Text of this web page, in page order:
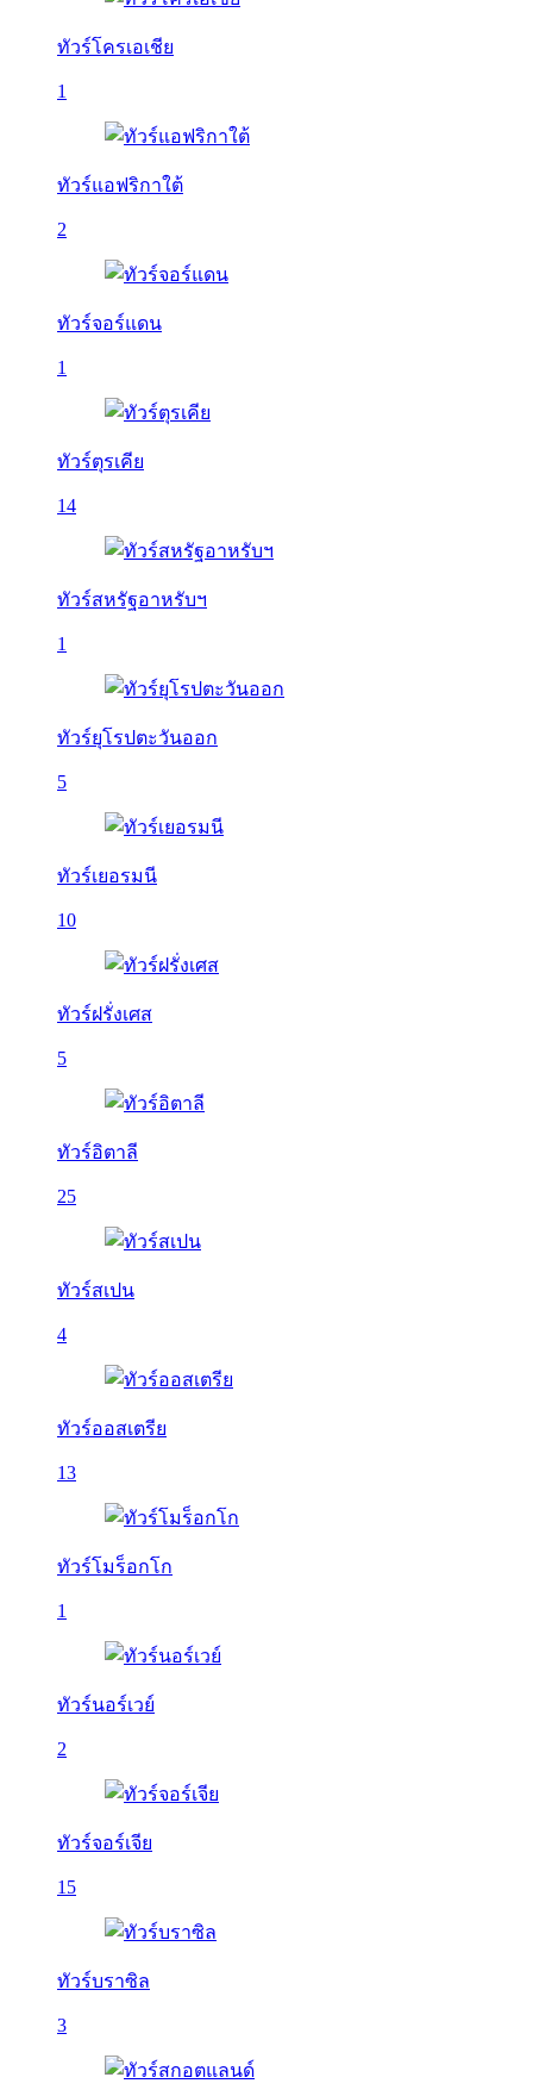
ทัวร์โครเอเชีย
1
ทัวร์แอฟริกาใต้
2
ทัวร์จอร์แดน
1
ทัวร์ตุรเคีย
14
ทัวร์สหรัฐอาหรับฯ
1
ทัวร์ยุโรปตะวันออก
5
ทัวร์เยอรมนี
10
ทัวร์ฝรั่งเศส
5
ทัวร์อิตาลี
25
ทัวร์สเปน
4
ทัวร์ออสเตรีย
13
ทัวร์โมร็อกโก
1
ทัวร์นอร์เวย์
2
ทัวร์จอร์เจีย
15
ทัวร์บราซิล
3